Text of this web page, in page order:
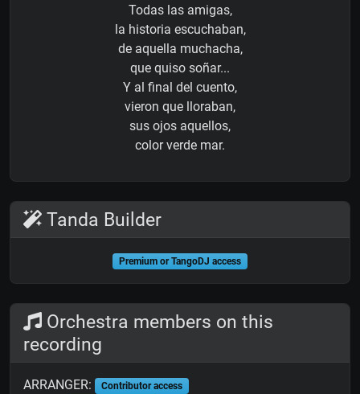
Todas las amigas,
la historia escuchaban,
de aquella muchacha,
que quiso soñar...
Y al final del cuento,
vieron que lloraban,
sus ojos aquellos,
color verde mar.
Tanda Builder
Premium or TangoDJ access
Orchestra members on this
recording
ARRANGER: Contributor access